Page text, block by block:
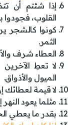
إذا شئتم أن
القلوب، فجودوا
كونوا كالشجر
الثمر.
العطاء شرف
لا تعطِ
الميول والأذواق.
لا قيمة لعطائك
مثلما يعود
بقدر ما يعطي